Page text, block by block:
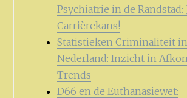
Psychiatrie in de Randstad:
Carrièrekans!
Statistieken Criminaliteit in
Nederland: Inzicht in
Trends
D66 en de Euthanasiewet: